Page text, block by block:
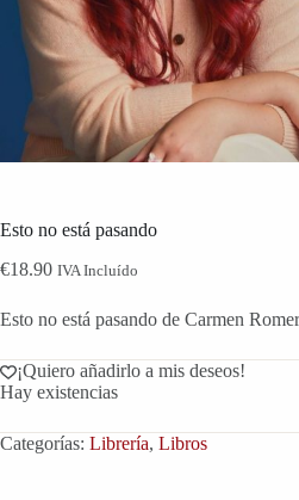
Esto no está pasando
€18.90 IVA Incluído
Esto no está pasando de Carmen
¡Quiero añadirlo a mis deseos!
Hay existencias
Categorías: Librería, Libros